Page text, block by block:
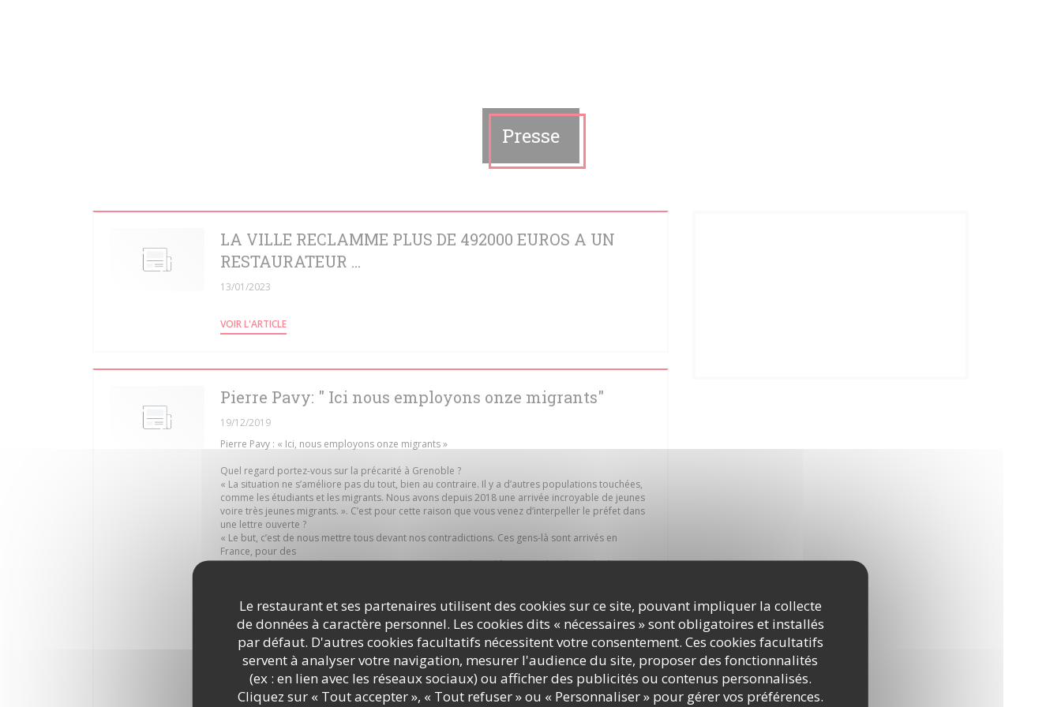
Le restaurant et ses partenaires utilisent des cookies sur ce site, pouvant impliquer la collecte
de données à caractère personnel. Les cookies dits « nécessaires » sont obligatoires et installés
par défaut. D'autres cookies facultatifs nécessitent votre consentement. Ces cookies facultatifs
servent à analyser votre navigation, mesurer l'audience du site, proposer des fonctionnalités
(ex : en lien avec les réseaux sociaux) ou afficher des publicités ou contenus personnalisés.
Cliquez sur « Tout accepter », « Tout refuser » ou « Personnaliser » pour gérer vos préférences.
Presse
LA VILLE RECLAMME PLUS DE 492000 EUROS A UN
RESTAURATEUR ...
13/01/2023
VOIR L'ARTICLE((OUVRE UNE NOUVELLE FENÊTRE))
Pierre Pavy: " Ici nous employons onze migrants"
19/12/2019
Pierre Pavy : « Ici, nous employons onze migrants »
Quel regard portez-vous sur la précarité à Grenoble ?
« La situation ne s’améliore pas du tout, bien au contraire. Il y a d’autres populations touchées,
comme les étudiants et les migrants. Nous avons depuis 2018 une arrivée incroyable de jeunes
voire très jeunes migrants. ». C’est pour cette raison que vous venez d’interpeller le préfet dans
une lettre ouverte ?
« Le but, c’est de nous mettre tous devant nos contradictions. Ces gens-là sont arrivés en
France, pour des
raisons politiques ou économiques, pour mieux vivre. Alors, il faut qu’on leur laisse le droit au
aujourd’hui, dans notre restaurant, nous avons dix offres d’emploi qui ne sont pas pourvues. La
restauration, en France, ce sont 16 000 offres d’emploi non pourvues. Nous avons là une manne
de personnes qui cherchent du travail, faisons les travailler. »
Vous en employez vous-même ?
« Oui, nous avons onze migrants en situation de grande difficulté administrative mais on se bat
pour qu’ils obtiennent le droit de travailler, d’avoir un logement, un salaire. Ici, on les déclare et
immédiatement on les incorpore à la société. Et, ils participent à la richesse nationale. »
Comme faites-vous pour salarier des gens qui n’ont pas de papiers ?